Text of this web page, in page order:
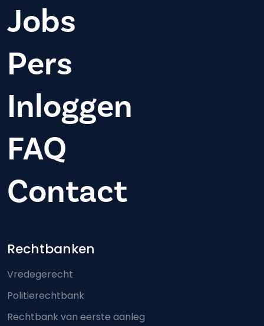
Jobs
Pers
Inloggen
FAQ
Contact
Footer-menu
Rechtbanken
Vredegerecht
Politierechtbank
Rechtbank van eerste aanleg